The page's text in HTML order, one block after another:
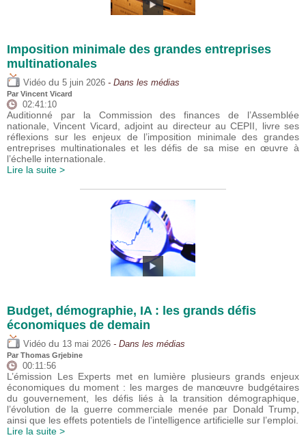
Imposition minimale des grandes entreprises
multinationales
Vidéo du 5 juin 2026 - Dans les médias
Par Vincent Vicard
02:41:10
Auditionné par la Commission des finances de l’Assemblée
nationale, Vincent Vicard, adjoint au directeur au CEPII, livre ses
réflexions sur les enjeux de l’imposition minimale des grandes
entreprises multinationales et les défis de sa mise en œuvre à
l’échelle internationale.
Lire la suite >
Budget, démographie, IA : les grands défis
économiques de demain
Vidéo du 13 mai 2026 - Dans les médias
Par Thomas Grjebine
00:11:56
L’émission Les Experts met en lumière plusieurs grands enjeux
économiques du moment : les marges de manœuvre budgétaires
du gouvernement, les défis liés à la transition démographique,
l’évolution de la guerre commerciale menée par Donald Trump,
ainsi que les effets potentiels de l’intelligence artificielle sur l’emploi.
Lire la suite >